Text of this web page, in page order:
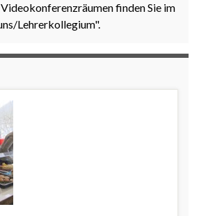
finden Sie im
Lehrerkollegium".